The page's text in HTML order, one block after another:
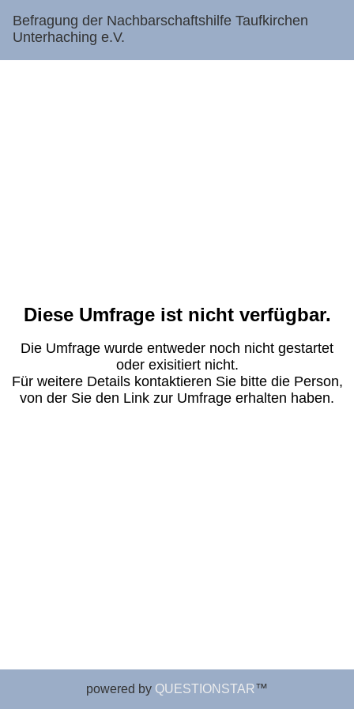
Befragung der Nachbarschaftshilfe Taufkirchen
Unterhaching e.V.
powered by QUESTIONSTAR™